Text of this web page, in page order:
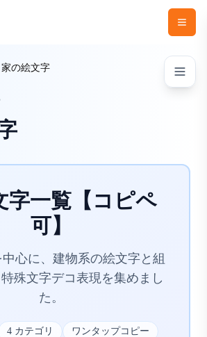
家の絵文字
字一覧【コピペ
可】
心に、建物系の絵文字と組
殊文字デコ表現を集めまし
た。
4カテゴリ ワンタップコピー